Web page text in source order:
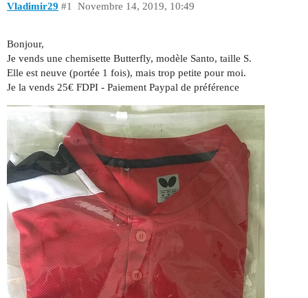
Vladimir29 Novembre 14, 2019, 10:49
#1
Bonjour,
Je vends une chemisette Butterfly, modèle Santo, taille S.
Elle est neuve (portée 1 fois), mais trop petite pour moi.
Je la vends 25€ FDPI - Paiement Paypal de préférence